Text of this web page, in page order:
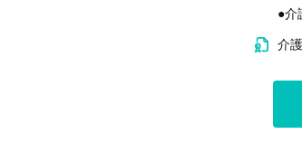
●介
介